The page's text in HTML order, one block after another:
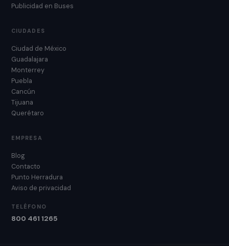
Publicidad en Buses
CIUDADES
Ciudad de México
Guadalajara
Monterrey
Puebla
Cancún
Tijuana
Querétaro
EMPRESA
Blog
Contacto
Punto Herradura
Aviso de privacidad
TELÉFONO
800 461 1265